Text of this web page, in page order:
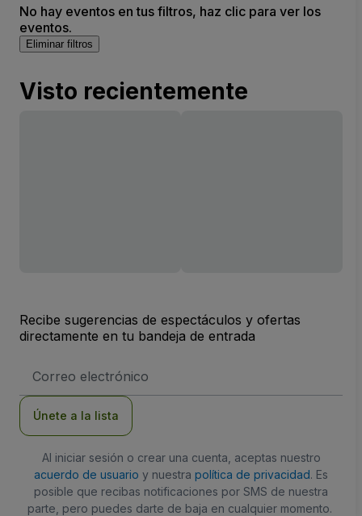
No hay eventos en tus filtros, haz clic para ver los
eventos.
Eliminar filtros
Visto recientemente
Recibe sugerencias de espectáculos y ofertas
directamente en tu bandeja de entrada
de
Únete a la lista
Al iniciar sesión o crear una cuenta, aceptas nuestro
acuerdo de usuario y nuestra política de privacidad. Es
posible que recibas notificaciones por SMS de nuestra
parte, pero puedes darte de baja en cualquier momento.